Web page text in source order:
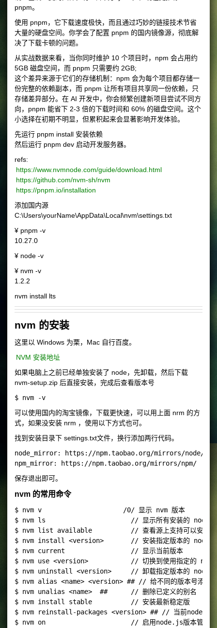
pnpm。
使用 pnpm，它下载速度极快，而且通过巧妙的链接技术节省
大量的硬盘空间。你学会了配置 pnpm 的国内镜像源，彻底解
决了下载卡顿的问题。
从实战数据来看，当你同时维护 10 个项目时，npm 会占用约
5GB 磁盘空间，而 pnpm 只需要约 2GB;
这个差异来源于它们的存储机制：npm 会为每个项目都存储一
份完整的依赖副本，而 pnpm 让所有项目共享同一份依赖，只
存储差异部分。在 AI 开发中，你会频繁创建新项目尝试不同方
向，pnpm 能省下 2-3 倍的下载时间和 60% 的磁盘空间。这个
小选择在初期不明显，但累积起来会显著影响开发体验。
先运行 pnpm install 安装依赖
然后运行 pnpm dev 启动开发服务器。
refs:
https://www.nvmnode.com/guide/download.html
https://github.com/nvm-sh/nvm
https://pnpm.io/installation
添加国内源
C:\Users\yourName\AppData\Local\nvm\settings.txt
¥ pnpm -v
10.27.0
¥ node -v
¥ nvm -v
1.2.2
nvm install lts
nvm 的安装
这里以 Windows 为栗，Mac 自行百度。
NVM 安装地址
如果电脑上之前已经单独安装了 node，先卸载，然后下载
nvm-setup.zip 后直接安装，完成后查看版本号
可以使用国内的淘宝镜像，下载更快速，可以用上面 nrm 的方
式，如果没安装 nrm ，使用以下方式也可。
找到安装目录下 settings.txt文件，换行添加两行代码。
node_mirror: https://npm.taobao.org/mirrors/node/
保存退出即可。
nvm 的常用命令
$ nvm v                     /0/ 显示 nvm 版本
$ nvm ls                      // 显示所有安装的
$ nvm list available          // 查看源上支持可以安装的
$ nvm install <version>       // 安装指定版本的
$ nvm current                 // 显示当前版本
$ nvm use <version>           // 切换到使用指定的
$ nvm uninstall <version>     // 卸载指定版本的 nodej.s
$ nvm alias <name> <version> ## // 给不同的版本号添加
$ nvm unalias <name>  ##      // 删除已定义的别名
$ nvm install stable          // 安装最新稳定版
$ nvm reinstall-packages <version> ## // 当前node版本下
$ nvm on                      // 启用node.js版本管理